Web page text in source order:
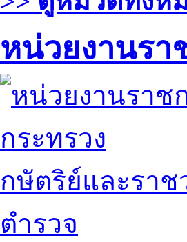
หน่วยงานรา
กระทรวง
กษัตริย์และราช
ตำรวจ